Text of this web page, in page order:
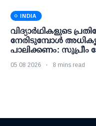
INDIA
വിദ്യാര്‍ഥികളുടെ
നേരിടുമ്പോള്‍
പാലിക്കണം: സുപ്രീം
05 08 2026 8 mins read